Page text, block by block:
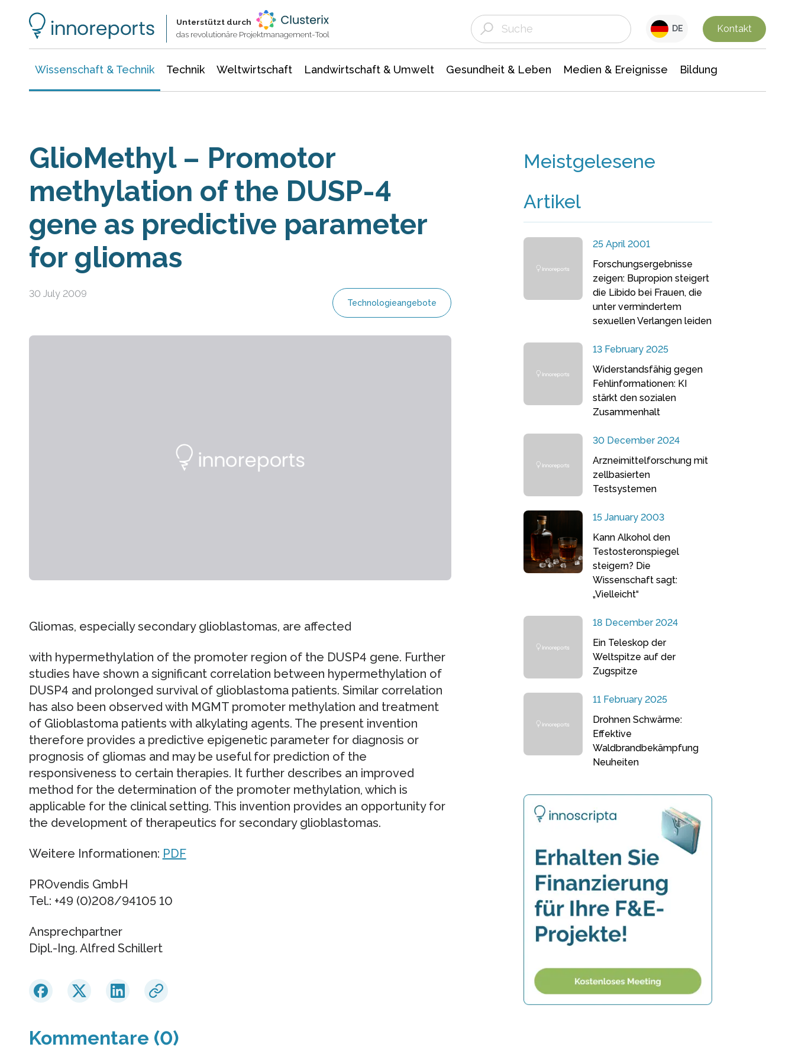
Unterstützt durch
das revolutionäre Projektmanagement-Tool
DE Kontakt
Wissenschaft & Technik Technik Weltwirtschaft Landwirtschaft & Umwelt Gesundheit & Leben Medien & Ereignisse Bildung
GlioMethyl – Promotor
methylation of the DUSP-4
gene as predictive parameter
for gliomas
30 July 2009
Technologieangebote
Gliomas, especially secondary glioblastomas, are affected
with hypermethylation of the promoter region of the DUSP4 gene. Further
studies have shown a significant correlation between hypermethylation of
DUSP4 and prolonged survival of glioblastoma patients. Similar correlation
has also been observed with MGMT promoter methylation and treatment
of Glioblastoma patients with alkylating agents. The present invention
therefore provides a predictive epigenetic parameter for diagnosis or
prognosis of gliomas and may be useful for prediction of the
responsiveness to certain therapies. It further describes an improved
method for the determination of the promoter methylation, which is
applicable for the clinical setting. This invention provides an opportunity for
the development of therapeutics for secondary glioblastomas.
Weitere Informationen: PDF
PROvendis GmbH
Tel.: +49 (0)208/94105 10
Ansprechpartner
Dipl.-Ing. Alfred Schillert
Kommentare (0)
Meistgelesene
Artikel
25 April 2001
Forschungsergebnisse
zeigen: Bupropion steigert
die Libido bei Frauen, die
unter vermindertem
sexuellen Verlangen leiden
13 February 2025
Widerstandsfähig gegen
Fehlinformationen: KI
stärkt den sozialen
Zusammenhalt
30 December 2024
Arzneimittelforschung mit
zellbasierten
Testsystemen
15 January 2003
Kann Alkohol den
Testosteronspiegel
steigern? Die
Wissenschaft sagt:
„Vielleicht“
18 December 2024
Ein Teleskop der
Weltspitze auf der
Zugspitze
11 February 2025
Drohnen Schwärme:
Effektive
Waldbrandbekämpfung
Neuheiten